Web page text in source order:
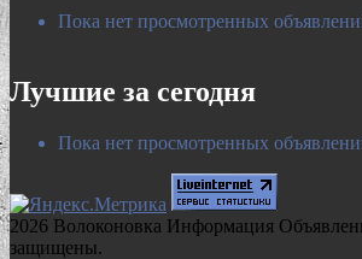
Пока нет просмотренных
Лучшие за сегодня
Пока нет просмотренных
2026 Волоконовка Информация
защищены.